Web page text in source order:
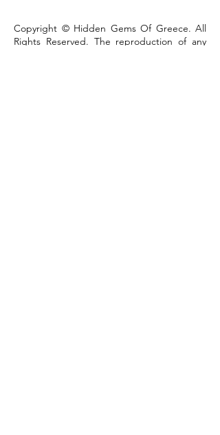
Copyright © Hidden Gems Of Greece. All
Rights Reserved. The reproduction of any